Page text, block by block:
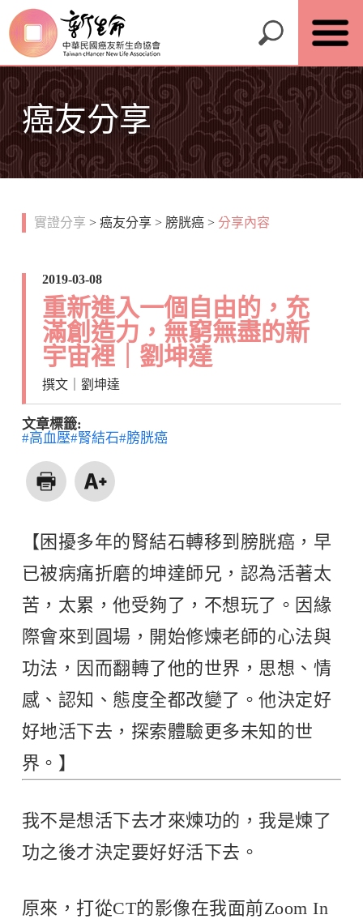
癌友分享
實證分享 > 癌友分享 > 膀胱癌 > 分享內容
2019-03-08
重新進入一個自由的，充
滿創造力，無窮無盡的新
宇宙裡｜劉坤達
撰文｜劉坤達
文章標籤:
#高血壓#腎結石#膀胱癌
【困擾多年的腎結石轉移到膀胱癌，早
已被病痛折磨的坤達師兄，認為活著太
苦，太累，他受夠了，不想玩了。因緣
際會來到圓場，開始修煉老師的心法與
功法，因而翻轉了他的世界，思想、情
感、認知、態度全都改變了。他決定好
好地活下去，探索體驗更多未知的世
界。】
我不是想活下去才來煉功的，我是煉了
功之後才決定要好好活下去。
原來，打從CT的影像在我面前Zoom In